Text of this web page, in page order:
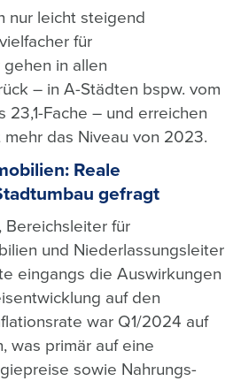
nur leicht steigend
für
in allen
– in A-Städten bspw. vom
23,1-Fache – und erreichen
das Niveau von 2023.
Reale
gefragt
Bereichsleiter für
und Niederlassungsleiter
eingangs die Auswirkungen
auf den
war Q1/2024 auf
was primär auf eine
sowie Nahrungs-